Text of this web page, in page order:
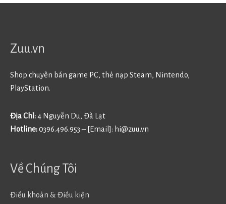
Zuu.vn
Shop chuyên bán game PC, thẻ nạp Steam, Nintendo,
PlayStation.
Địa Chỉ:4 Nguyễn Du, Đà Lạt
Hotline:0396.496.953 – [Email]: hi@zuu.vn
Về Chúng Tôi
Điều khoản & Điều kiện